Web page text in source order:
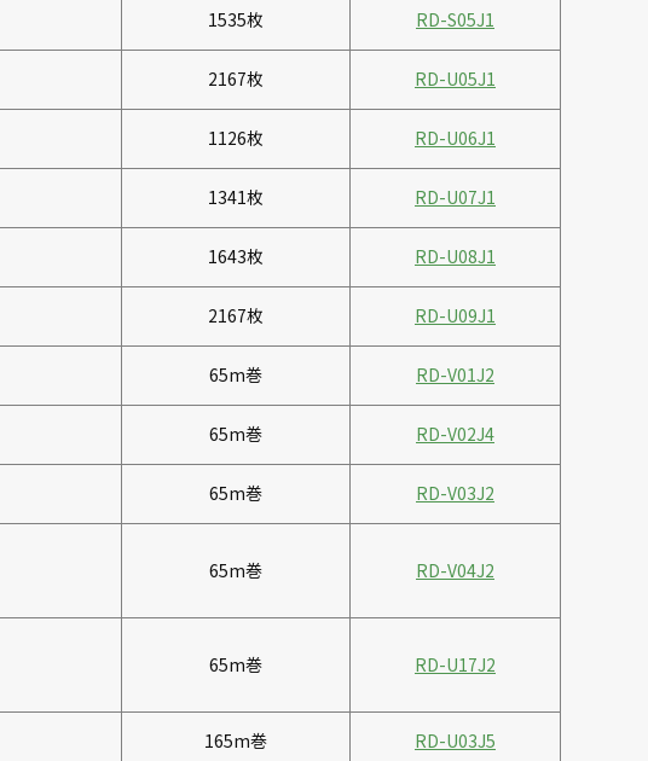
1535枚 RD-S05J1
2167枚 RD-U05J1
1126枚 RD-U06J1
1341枚 RD-U07J1
1643枚 RD-U08J1
2167枚 RD-U09J1
65m巻 RD-V01J2
65m巻 RD-V02J4
65m巻 RD-V03J2
65m巻 RD-V04J2
65m巻 RD-U17J2
165m巻 RD-U03J5